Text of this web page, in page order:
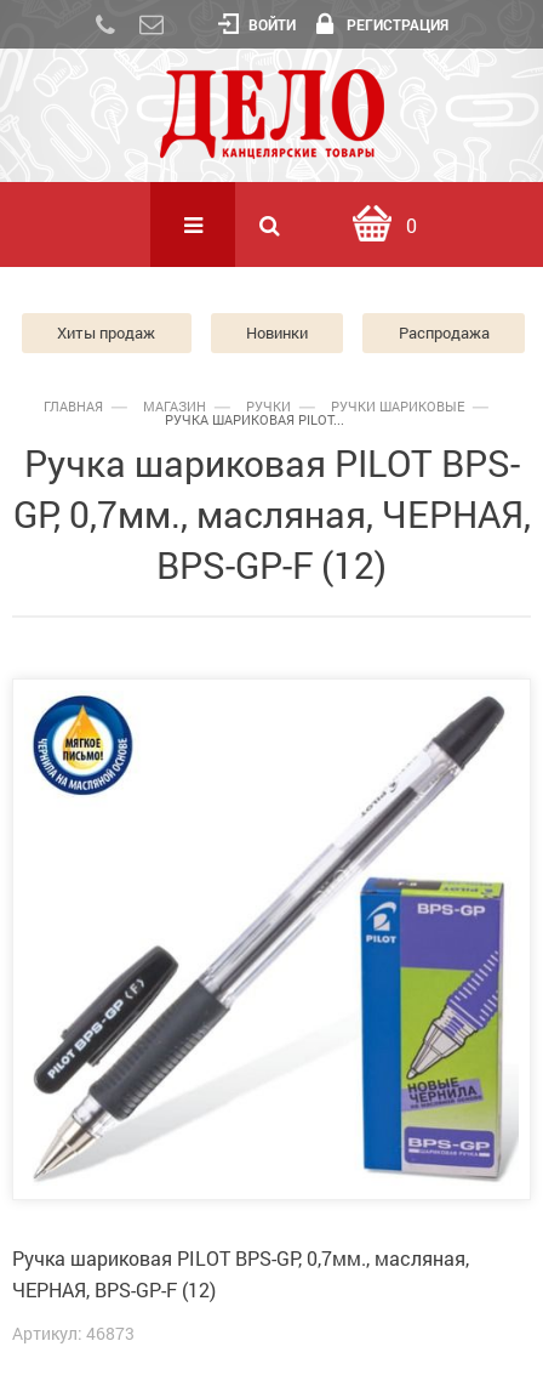
ВОЙТИ РЕГИСТРАЦИЯ
0
Хиты продаж Новинки Распродажа
ГЛАВНАЯ МАГАЗИН РУЧКИ РУЧКИ ШАРИКОВЫЕ
РУЧКА ШАРИКОВАЯ PILOT...
Ручка шариковая PILOT BPS-
GP, 0,7мм., масляная, ЧЕРНАЯ,
BPS-GP-F (12)
Ручка шариковая PILOT BPS-GP, 0,7мм., масляная,
ЧЕРНАЯ, BPS-GP-F (12)
Артикул: 46873